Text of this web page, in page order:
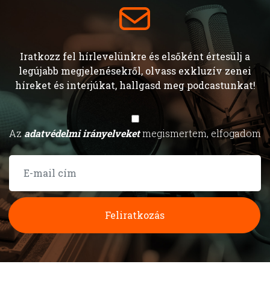
Iratkozz fel hírlevelünkre és elsőként értesülj a
legújabb megjelenésekről, olvass exkluzív zenei
híreket és interjúkat, hallgasd meg podcastunkat!
Azadatvédelmi irányelveketmegismertem, elfogadom
Feliratkozás